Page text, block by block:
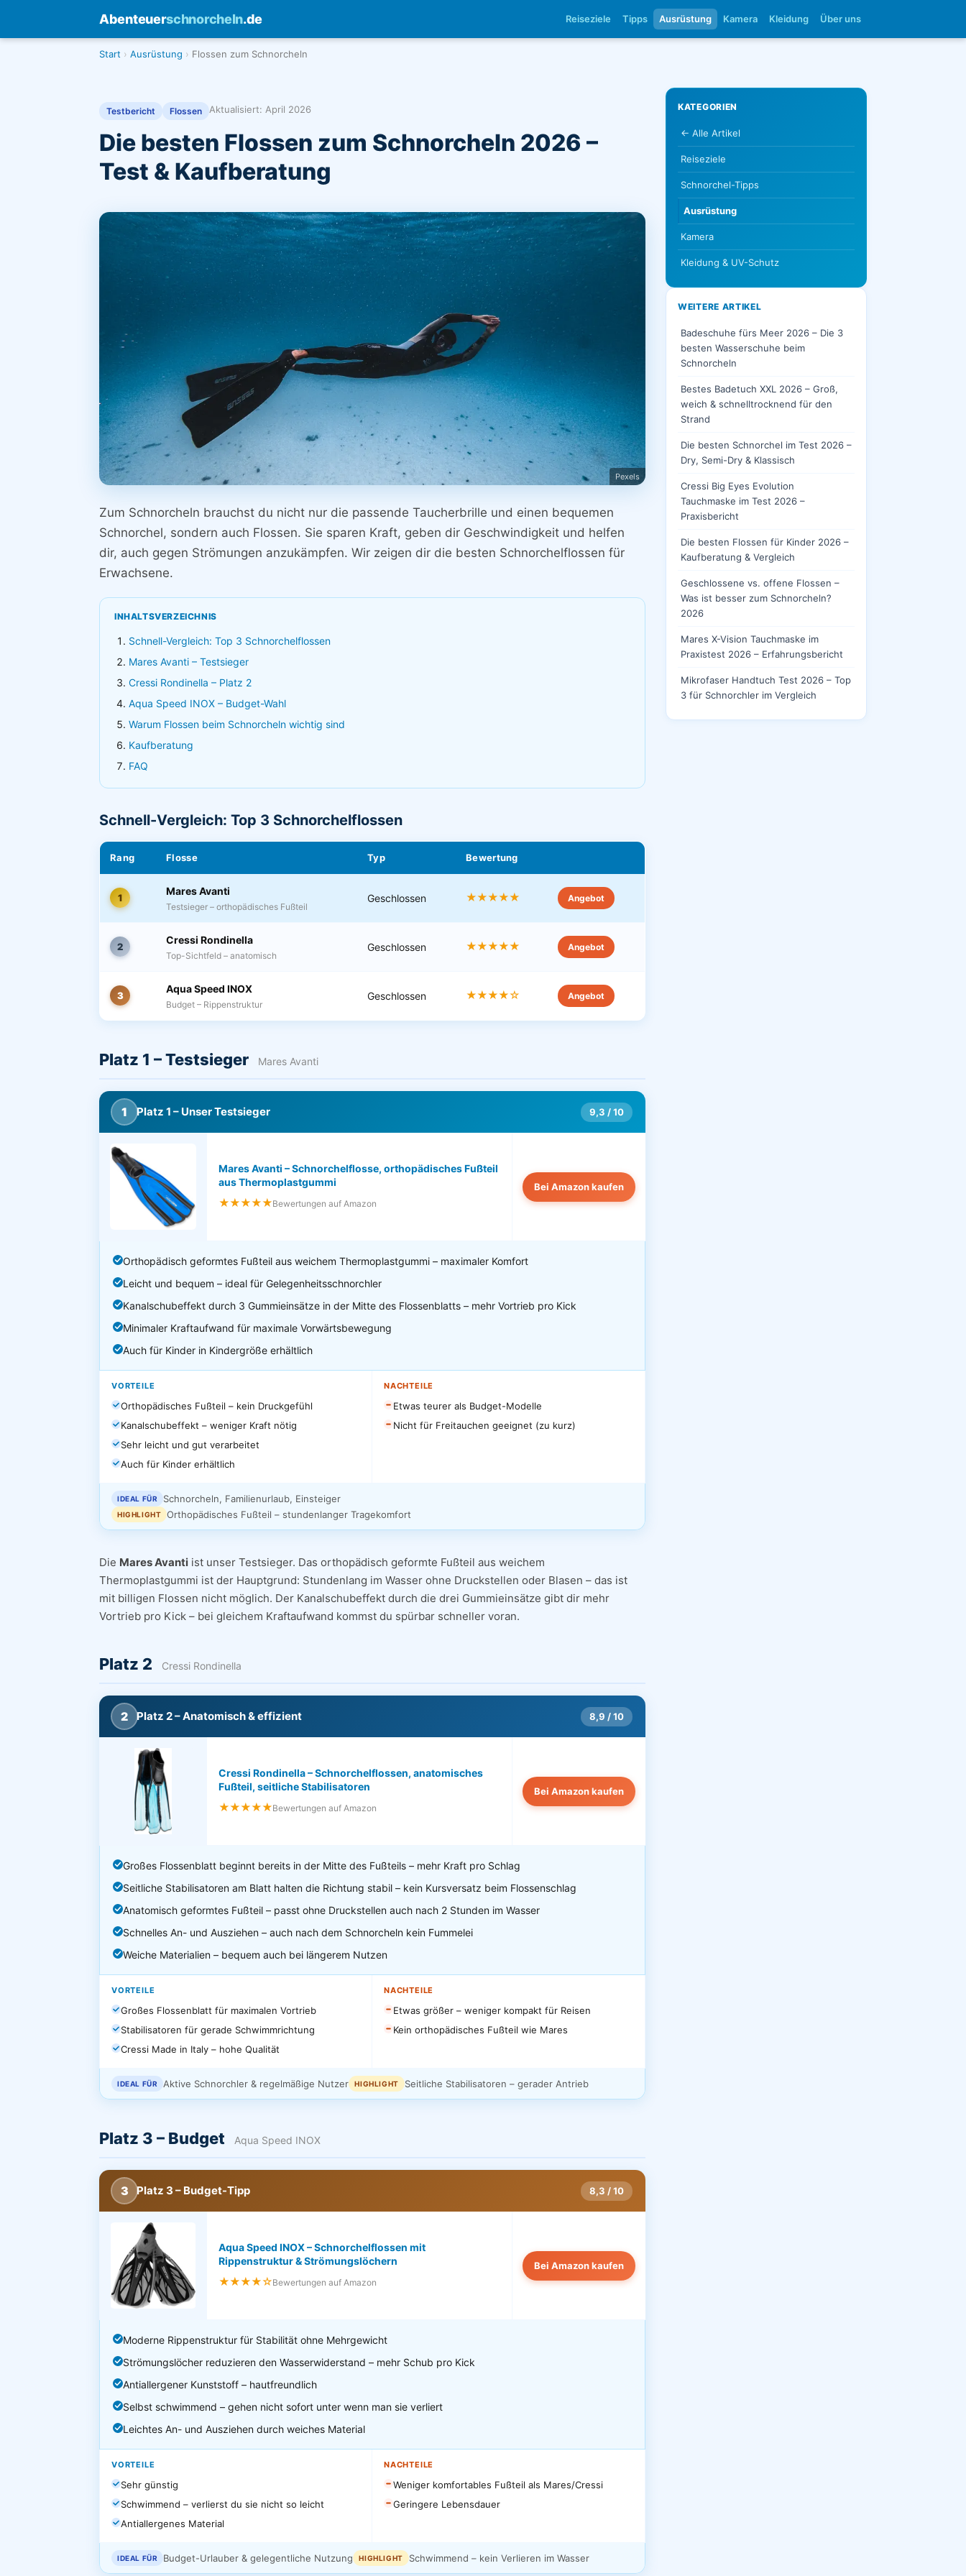
Abenteuerschnorcheln.de Reiseziele Tipps Ausrüstung Kamera Kleidung Über uns
Start Ausrüstung Flossen zum Schnorcheln
Testbericht Flossen Aktualisiert: April 2026
Die besten Flossen zum Schnorcheln 2026 –
Test & Kaufberatung
Pexels
Zum Schnorcheln brauchst du nicht nur die passende Taucherbrille und einen bequemen
Schnorchel, sondern auch Flossen. Sie sparen Kraft, geben dir Geschwindigkeit und helfen
dir, auch gegen Strömungen anzukämpfen. Wir zeigen dir die besten Schnorchelflossen für
Erwachsene.
INHALTSVERZEICHNIS
Schnell-Vergleich: Top 3 Schnorchelflossen
Mares Avanti – Testsieger
Cressi Rondinella – Platz 2
Aqua Speed INOX – Budget-Wahl
Warum Flossen beim Schnorcheln wichtig sind
Kaufberatung
FAQ
Schnell-Vergleich: Top 3 Schnorchelflossen
Rang Flosse Typ Bewertung
1
Mares Avanti
Testsieger – orthopädisches Fußteil
Geschlossen ★★★★★ Angebot
2
Cressi Rondinella
Top-Sichtfeld – anatomisch
Geschlossen ★★★★★ Angebot
3
Aqua Speed INOX
Budget – Rippenstruktur
Geschlossen ★★★★☆ Angebot
Platz 1 – Testsieger Mares Avanti
1 Platz 1 – Unser Testsieger 9,3 / 10
Mares Avanti – Schnorchelflosse, orthopädisches Fußteil
aus Thermoplastgummi
★★★★★Bewertungen auf Amazon
Bei Amazon kaufen
Orthopädisch geformtes Fußteil aus weichem Thermoplastgummi – maximaler Komfort
Leicht und bequem – ideal für Gelegenheitsschnorchler
Kanalschubeffekt durch 3 Gummieinsätze in der Mitte des Flossenblatts – mehr Vortrieb pro Kick
Minimaler Kraftaufwand für maximale Vorwärtsbewegung
Auch für Kinder in Kindergröße erhältlich
VORTEILE
Orthopädisches Fußteil – kein Druckgefühl
Kanalschubeffekt – weniger Kraft nötig
Sehr leicht und gut verarbeitet
Auch für Kinder erhältlich
NACHTEILE
Etwas teurer als Budget-Modelle
Nicht für Freitauchen geeignet (zu kurz)
IDEAL FÜR Schnorcheln, Familienurlaub, Einsteiger
HIGHLIGHT Orthopädisches Fußteil – stundenlanger Tragekomfort
Die Mares Avanti ist unser Testsieger. Das orthopädisch geformte Fußteil aus weichem
Thermoplastgummi ist der Hauptgrund: Stundenlang im Wasser ohne Druckstellen oder Blasen – das ist
mit billigen Flossen nicht möglich. Der Kanalschubeffekt durch die drei Gummieinsätze gibt dir mehr
Vortrieb pro Kick – bei gleichem Kraftaufwand kommst du spürbar schneller voran.
Platz 2 Cressi Rondinella
2 Platz 2 – Anatomisch & effizient 8,9 / 10
Cressi Rondinella – Schnorchelflossen, anatomisches
Fußteil, seitliche Stabilisatoren
★★★★★Bewertungen auf Amazon
Bei Amazon kaufen
Großes Flossenblatt beginnt bereits in der Mitte des Fußteils – mehr Kraft pro Schlag
Seitliche Stabilisatoren am Blatt halten die Richtung stabil – kein Kursversatz beim Flossenschlag
Anatomisch geformtes Fußteil – passt ohne Druckstellen auch nach 2 Stunden im Wasser
Schnelles An- und Ausziehen – auch nach dem Schnorcheln kein Fummelei
Weiche Materialien – bequem auch bei längerem Nutzen
VORTEILE
Großes Flossenblatt für maximalen Vortrieb
Stabilisatoren für gerade Schwimmrichtung
Cressi Made in Italy – hohe Qualität
NACHTEILE
Etwas größer – weniger kompakt für Reisen
Kein orthopädisches Fußteil wie Mares
IDEAL FÜR Aktive Schnorchler & regelmäßige Nutzer HIGHLIGHT Seitliche Stabilisatoren – gerader Antrieb
Platz 3 – Budget Aqua Speed INOX
3 Platz 3 – Budget-Tipp 8,3 / 10
Aqua Speed INOX – Schnorchelflossen mit
Rippenstruktur & Strömungslöchern
★★★★☆Bewertungen auf Amazon
Bei Amazon kaufen
Moderne Rippenstruktur für Stabilität ohne Mehrgewicht
Strömungslöcher reduzieren den Wasserwiderstand – mehr Schub pro Kick
Antiallergener Kunststoff – hautfreundlich
Selbst schwimmend – gehen nicht sofort unter wenn man sie verliert
Leichtes An- und Ausziehen durch weiches Material
VORTEILE
Sehr günstig
Schwimmend – verlierst du sie nicht so leicht
Antiallergenes Material
NACHTEILE
Weniger komfortables Fußteil als Mares/Cressi
Geringere Lebensdauer
IDEAL FÜR Budget-Urlauber & gelegentliche Nutzung HIGHLIGHT Schwimmend – kein Verlieren im Wasser
KATEGORIEN
← Alle Artikel
Reiseziele
Schnorchel-Tipps
Ausrüstung
Kamera
Kleidung & UV-Schutz
WEITERE ARTIKEL
Badeschuhe fürs Meer 2026 – Die 3
besten Wasserschuhe beim
Schnorcheln
Bestes Badetuch XXL 2026 – Groß,
weich & schnelltrocknend für den
Strand
Die besten Schnorchel im Test 2026 –
Dry, Semi-Dry & Klassisch
Cressi Big Eyes Evolution
Tauchmaske im Test 2026 –
Praxisbericht
Die besten Flossen für Kinder 2026 –
Kaufberatung & Vergleich
Geschlossene vs. offene Flossen –
Was ist besser zum Schnorcheln?
2026
Mares X-Vision Tauchmaske im
Praxistest 2026 – Erfahrungsbericht
Mikrofaser Handtuch Test 2026 – Top
3 für Schnorchler im Vergleich